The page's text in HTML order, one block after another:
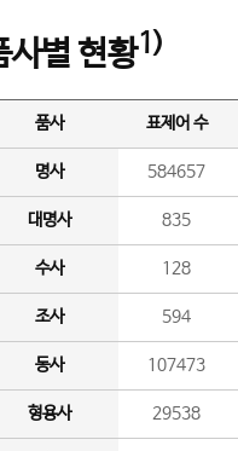
사별 현황1)
품사 표제어 수
명사 584657
대명사 835
수사 128
조사 594
동사 107473
형용사 29538